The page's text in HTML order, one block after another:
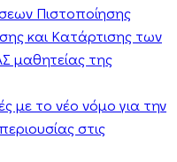
Πιστοποίησης
και Κατάρτισης των
μαθητείας της
με το νέο νόμο για την
στις